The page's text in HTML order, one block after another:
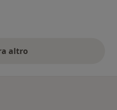
altro
opinioni di cui sopra